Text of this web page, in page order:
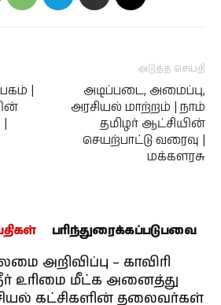
|
அடுத்த செய்தி
அடிப்படை, அமைப்பு,
அரசியல் மாற்றம் | நாம்
தமிழர் ஆட்சியின்
செயற்பாட்டு வரைவு |
மக்களரசு
பரிந்துரைக்கப்படுபவை
அறிவிப்பு – காவிரி
உரிமை மீட்க அனைத்து
கட்சிகளின் தலைவர்கள்